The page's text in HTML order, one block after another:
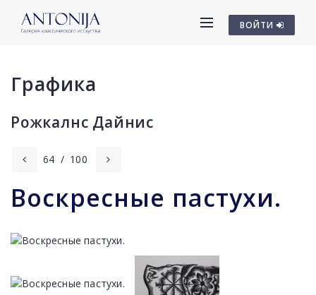
ВОЙТИ
Графика
Рожкалнс Дайниc
64 / 100
Воскресные пастухи.